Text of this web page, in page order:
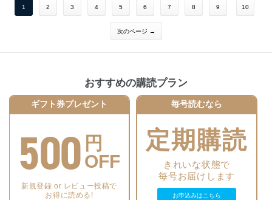
1 2 3 4 5 6 7 8 9 10
次のページ →
おすすめの購読プラン
ギフト券プレゼント
500 円
OFF
新規登録 or レビュー投稿で
お得に読める!
毎号読むなら
定期購読
きれいな状態で
毎号お届けします
お申込みはこちら